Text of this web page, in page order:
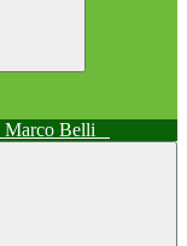
Marco Belli